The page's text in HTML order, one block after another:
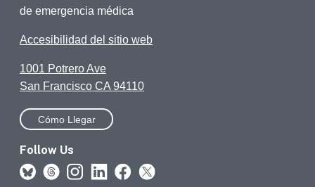
de emergencia médica
Accesibilidad del sitio web
1001 Potrero Ave
San Francisco CA 94110
Cómo Llegar
Follow Us